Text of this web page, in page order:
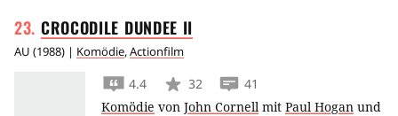
CROCODILE DUNDEE II
AU (1988) | Komödie,Actionfilm
4.4 32
41
Komödie von John Cornell mit Paul Hogan und